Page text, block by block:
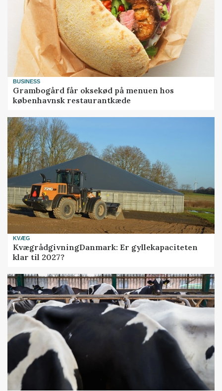
BUSINESS
Grambogård får oksekød på menuen hos
københavnsk restaurantkæde
KVÆG
KvægrådgivningDanmark: Er gyllekapaciteten
klar til 2027?